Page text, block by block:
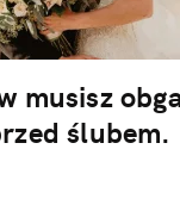
musisz
ślubem.